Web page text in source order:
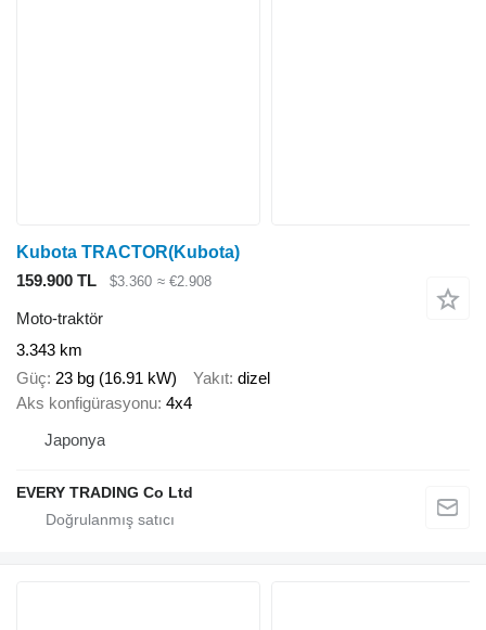
Kubota TRACTOR(Kubota)
159.900 TL
$3.360 ≈ €2.908
Moto-traktör
3.343 km
Güç 23 bg (16.91 kW) Yakıt dizel
Aks konfigürasyonu 4x4
Japonya
EVERY TRADING Co Ltd